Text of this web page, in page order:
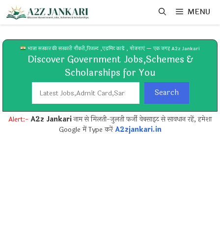
Skip
content
MENU
भारत सरकार की सरकारी नौकरी,रिजल्ट ,एडमिट कार्ड , योजनाएं — एक जगह A2z Jankari
Discover Government Jobs,Schemes &
Scholarships for You
Search
Alert:- A2z Jankariनाम से मिलती-जुलती फर्जी वेबसाइट से सावधान रहें, हमेशा
Google में Type करेंA2zjankari.in